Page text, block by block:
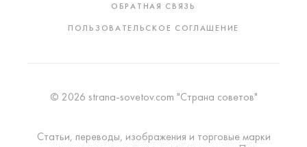
ОБРАТНАЯ СВЯЗЬ
ПОЛЬЗОВАТЕЛЬСКОЕ СОГЛАШЕНИЕ
© 2026 strana-sovetov.com "Страна советов"
Статьи, переводы, изображения и торговые марки